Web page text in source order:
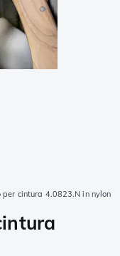
per cintura 4.0823.N in nylon